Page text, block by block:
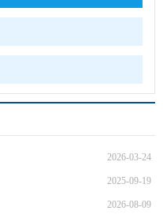
2026-03-24
2025-09-19
2026-08-09